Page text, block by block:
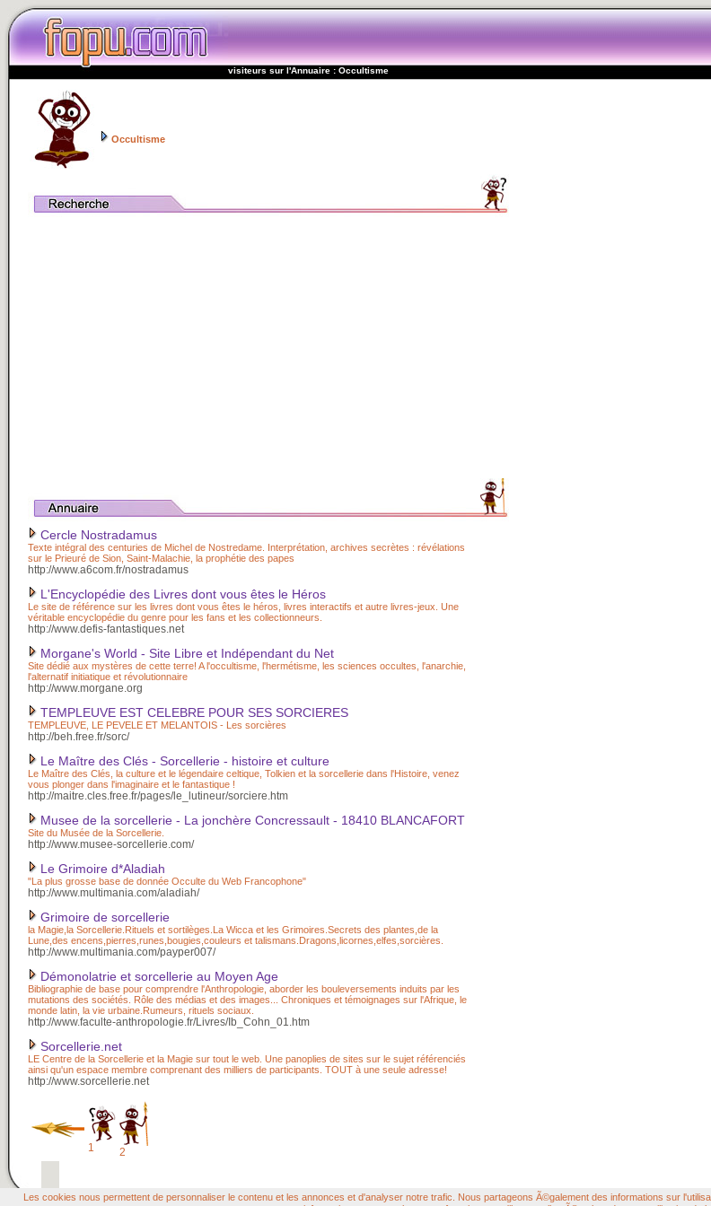
visiteurs sur l'Annuaire : Occultisme
Occultisme
Cercle Nostradamus
Texte intégral des centuries de Michel de Nostredame. Interprétation, archives secrètes : révélations
sur le Prieuré de Sion, Saint-Malachie, la prophétie des papes
http://www.a6com.fr/nostradamus
L'Encyclopédie des Livres dont vous êtes le Héros
Le site de référence sur les livres dont vous êtes le héros, livres interactifs et autre livres-jeux. Une
véritable encyclopédie du genre pour les fans et les collectionneurs.
http://www.defis-fantastiques.net
Morgane's World - Site Libre et Indépendant du Net
Site dédié aux mystères de cette terre! A l'occultisme, l'hermétisme, les sciences occultes, l'anarchie,
l'alternatif initiatique et révolutionnaire
http://www.morgane.org
TEMPLEUVE EST CELEBRE POUR SES SORCIERES
TEMPLEUVE, LE PEVELE ET MELANTOIS - Les sorcières
http://beh.free.fr/sorc/
Le Maître des Clés - Sorcellerie - histoire et culture
Le Maître des Clés, la culture et le légendaire celtique, Tolkien et la sorcellerie dans l'Histoire, venez
vous plonger dans l'imaginaire et le fantastique !
http://maitre.cles.free.fr/pages/le_lutineur/sorciere.htm
Musee de la sorcellerie - La jonchère Concressault - 18410 BLANCAFORT
Site du Musée de la Sorcellerie.
http://www.musee-sorcellerie.com/
Le Grimoire d*Aladiah
"La plus grosse base de donnée Occulte du Web Francophone"
http://www.multimania.com/aladiah/
Grimoire de sorcellerie
la Magie,la Sorcellerie.Rituels et sortilèges.La Wicca et les Grimoires.Secrets des plantes,de la
Lune,des encens,pierres,runes,bougies,couleurs et talismans.Dragons,licornes,elfes,sorcières.
http://www.multimania.com/payper007/
Démonolatrie et sorcellerie au Moyen Age
Bibliographie de base pour comprendre l'Anthropologie, aborder les bouleversements induits par les
mutations des sociétés. Rôle des médias et des images... Chroniques et témoignages sur l'Afrique, le
monde latin, la vie urbaine.Rumeurs, rituels sociaux.
http://www.faculte-anthropologie.fr/Livres/Ib_Cohn_01.htm
Sorcellerie.net
LE Centre de la Sorcellerie et la Magie sur tout le web. Une panoplies de sites sur le sujet référenciés
ainsi qu'un espace membre comprenant des milliers de participants. TOUT à une seule adresse!
http://www.sorcellerie.net
1 2
Les cookies nous permettent de personnaliser le contenu et les annonces et d'analyser notre trafic. Nous partageons Ã©galement des informations sur